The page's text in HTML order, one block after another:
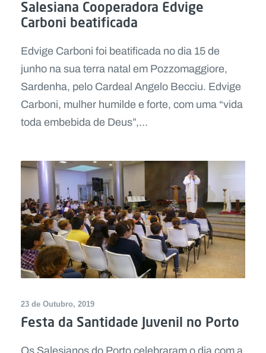
Salesiana Cooperadora Edvige
Carboni beatificada
Edvige Carboni foi beatificada no dia 15 de
junho na sua terra natal em Pozzomaggiore,
Sardenha, pelo Cardeal Angelo Becciu. Edvige
Carboni, mulher humilde e forte, com uma “vida
toda embebida de Deus”,...
23 de Outubro, 2019
Festa da Santidade Juvenil no Porto